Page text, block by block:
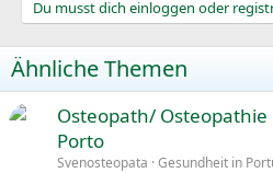
Du musst dich einloggen oder
Ähnliche Themen
Osteopath/
Porto
Svenosteopata Gesundheit in